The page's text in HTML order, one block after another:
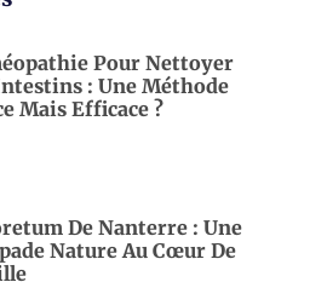
Pour Nettoyer
: Une Méthode
Mais Efficace ?
De Nanterre : Une
Nature Au Cœur De